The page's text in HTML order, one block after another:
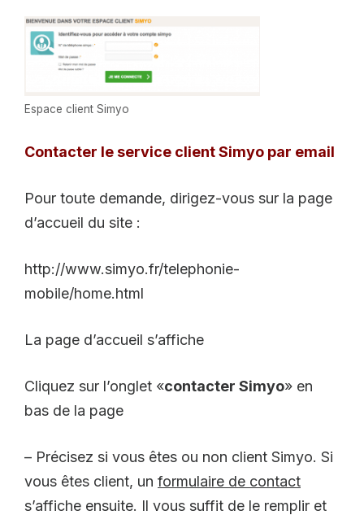
Espace client Simyo
Contacter le service client Simyo par email
Pour toute demande, dirigez-vous sur la page
d’accueil du site :
http://www.simyo.fr/telephonie-
mobile/home.html
La page d’accueil s’affiche
Cliquez sur l’onglet «contacter Simyo» en
bas de la page
– Précisez si vous êtes ou non client Simyo. Si
vous êtes client, un formulaire de contact
s’affiche ensuite. Il vous suffit de le remplir et